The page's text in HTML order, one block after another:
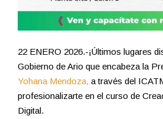
22 ENERO 2026.-¡Últimos lugares
Gobierno de Ario que encabeza la
Yohana Mendoza, a través del
profesionalizarte en el curso de
Digital.